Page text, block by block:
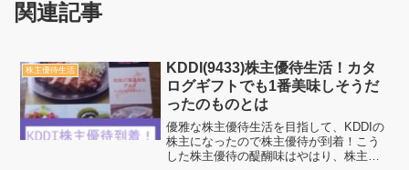
関連記事
株主優待生活
KDDI(9433)株主優待生活！カタ
ログギフトでも1番美味しそうだ
ったのものとは
優雅な株主優待生活を目指して、KDDIの
株主になったので株主優待が到着！こう
した株主優待の醍醐味はやはり、株主に